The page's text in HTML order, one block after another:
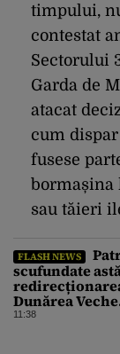
timpului,
contestat
Sectorului
Garda de
atacat
cum
fusese
sau tăieri
FLASH NEWS
scufundate
Dunărea
operațiunea
11:38